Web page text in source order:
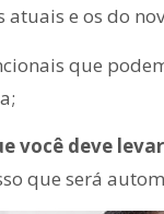
e os do
que
você deve
que será